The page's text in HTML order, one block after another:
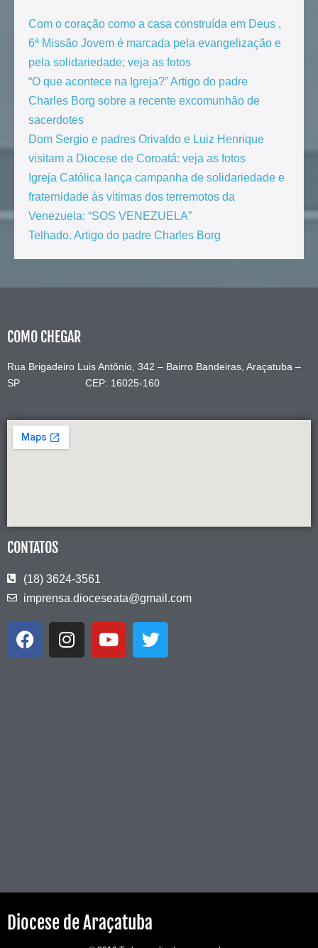
Com o coração como a casa construída em Deus ,
6ª Missão Jovem é marcada pela evangelização e
pela solidariedade; veja as fotos
“O que acontece na Igreja?” Artigo do padre
Charles Borg sobre a recente excomunhão de
sacerdotes
Dom Sergio e padres Orivaldo e Luiz Henrique
visitam a Diocese de Coroatá: veja as fotos
Igreja Católica lança campanha de solidariedade e
fraternidade às vítimas dos terremotos da
Venezuela: “SOS VENEZUELA”
Telhado. Artigo do padre Charles Borg
COMO CHEGAR
Rua Brigadeiro Luis Antônio, 342 – Bairro Bandeiras, Araçatuba –
SP CEP: 16025-160
CONTATOS
(18) 3624-3561
imprensa.dioceseata@gmail.com
Diocese de Araçatuba